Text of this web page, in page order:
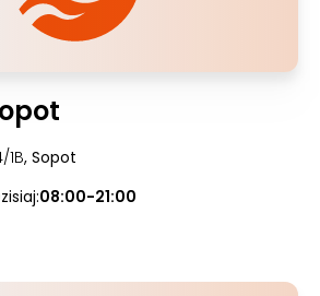
1B, Sopot
08:00-21:00